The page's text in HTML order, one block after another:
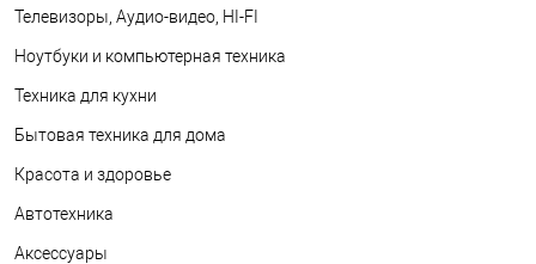
Телевизоры, Аудио-видео, HI-FI
Ноутбуки и компьютерная техника
Техника для кухни
Бытовая техника для дома
Красота и здоровье
Автотехника
Аксессуары